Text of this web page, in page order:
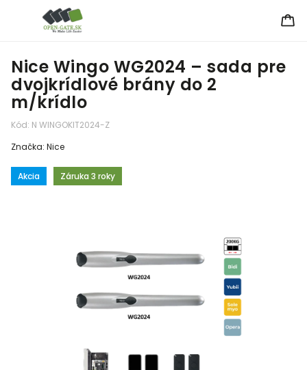
Nice Wingo WG2024 – sada pre
dvojkrídlové brány do 2
m/krídlo
Kód: N WINGOKIT2024-Z
Akcia Záruka 3 roky
Značka: Nice